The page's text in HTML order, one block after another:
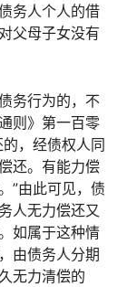
务人个人的借
父母子女没有
务行为的，不
则》第一百零
，经债权人同
还。有能力偿
”由此可见，债
人无力偿还又
如属于这种情
由债务人分期
无力清偿的